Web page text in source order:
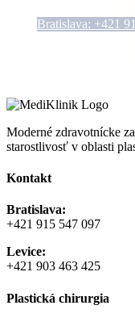
Bratislava: +421
Moderné zdravotnícke
starostlivosť v oblasti
Kontakt
Bratislava:
+421 915 547 097
Levice:
+421 903 463 425
Plastická chirurgia